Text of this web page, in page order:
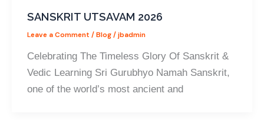
SANSKRIT UTSAVAM 2026
Leave a Comment /Blog/jbadmin
Celebrating The Timeless Glory Of Sanskrit &
Vedic Learning Sri Gurubhyo Namah Sanskrit,
one of the world’s most ancient and